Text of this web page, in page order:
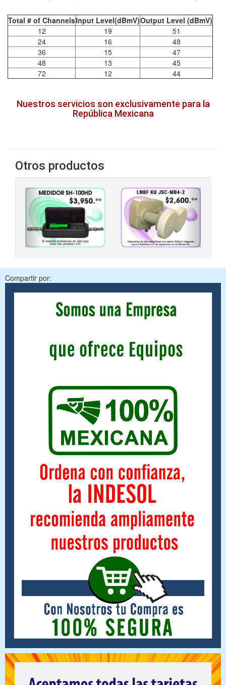
Total # of ChannelsInput Level(dBmV)Output Level (dBmV)
12
19
51
24
16
48
36
15
47
48
13
45
72
12 44
Nuestros servicios son exclusivamente para la
República Mexicana
Otros productos
‹ ›
Compartir por: